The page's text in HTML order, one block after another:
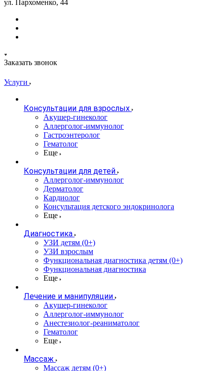
ул. Пархоменко, 44
Заказать звонок
Услуги
Консультации для взрослых
Акушер-гинеколог
Аллерголог-иммунолог
Гастроэнтеролог
Гематолог
Еще
Консультации для детей
Аллерголог-иммунолог
Дерматолог
Кардиолог
Консультация детского эндокринолога
Еще
Диагностика
УЗИ детям (0+)
УЗИ взрослым
Функциональная диагностика детям (0+)
Функциональная диагностика
Еще
Лечение и манипуляции
Акушер-гинеколог
Аллерголог-иммунолог
Анестезиолог-реаниматолог
Гематолог
Еще
Массаж
Массаж детям (0+)